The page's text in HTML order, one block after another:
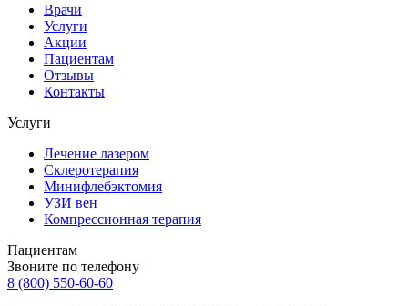
Врачи
Услуги
Акции
Пациентам
Отзывы
Контакты
Услуги
Лечение лазером
Склеротерапия
Минифлебэктомия
УЗИ вен
Компрессионная терапия
Пациентам
Звоните по телефону
8 (800) 550-60-60